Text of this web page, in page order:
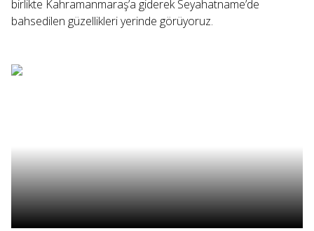
birlikte Kahramanmaraş’a giderek Seyahatname’de
bahsedilen güzellikleri yerinde görüyoruz.